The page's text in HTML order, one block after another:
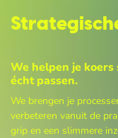
We helpen je
écht passen.
We brengen je
verbeteren vanuit de
grip en een slimmere